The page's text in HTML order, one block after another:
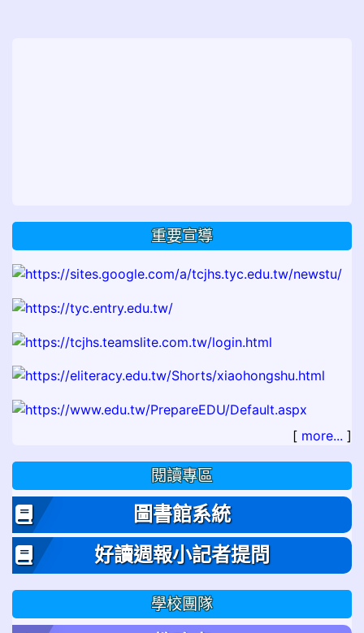
重要宣導
[ more... ]
閱讀專區
圖書館系統
好讀週報小記者提問
學校團隊